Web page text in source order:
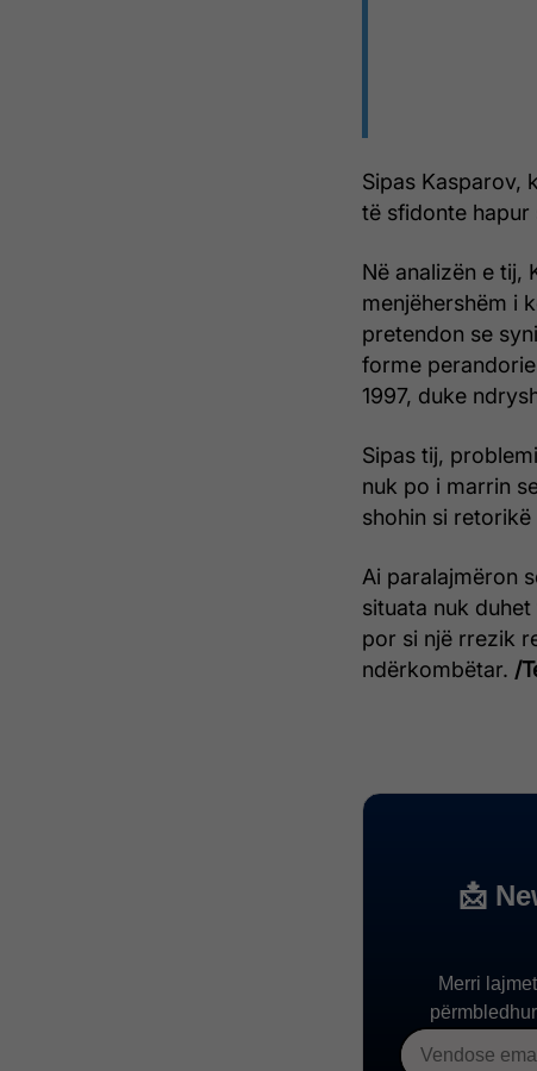
Sipas Kasparov,
të sfidonte hapur
Në analizën e tij,
menjëhershëm i
pretendon se
forme
1997, duke
Sipas tij,
nuk po i marrin
shohin si
Ai paralajmëron
situata nuk
por si një rrezik
ndërkombëtar. /